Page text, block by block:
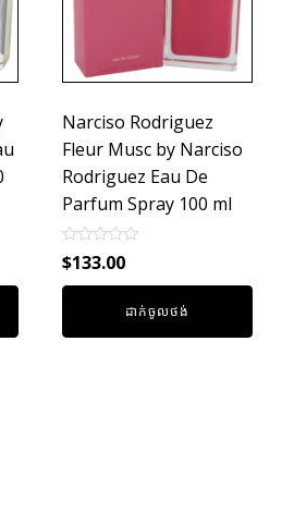
Narciso Rodriguez
Fleur Musc by Narciso
Rodriguez Eau De
Parfum Spray 100 ml
Rated
0
out
$133.00
ដាក់ចូលថង់